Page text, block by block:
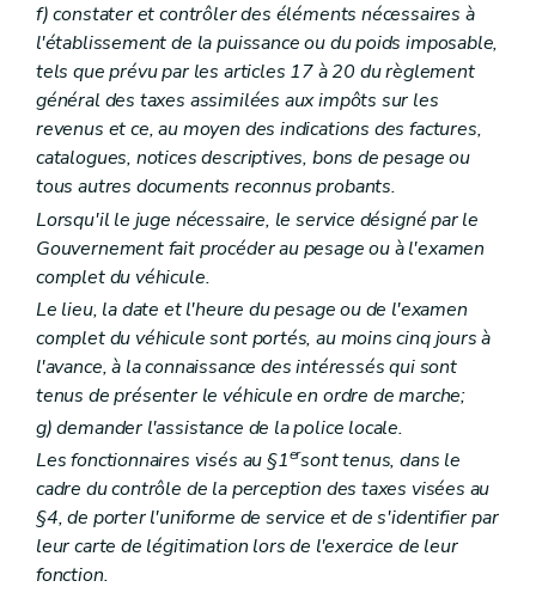
f)constater et contrôler des éléments nécessaires à
l'établissement de la puissance ou du poids imposable,
tels que prévu par les articles 17 à 20 du règlement
général des taxes assimilées aux impôts sur les
revenus et ce, au moyen des indications des factures,
catalogues, notices descriptives, bons de pesage ou
tous autres documents reconnus probants.
Lorsqu'il le juge nécessaire, le service désigné par le
Gouvernement fait procéder au pesage ou à l'examen
complet du véhicule.
Le lieu, la date et l'heure du pesage ou de l'examen
complet du véhicule sont portés, au moins cinq jours à
l'avance, à la connaissance des intéressés qui sont
tenus de présenter le véhicule en ordre de marche;
g)demander l'assistance de la police locale.
Les fonctionnaires visés au §1ersont tenus, dans le
cadre du contrôle de la perception des taxes visées au
§4, de porter l'uniforme de service et de s'identifier par
leur carte de légitimation lors de l'exercice de leur
fonction.